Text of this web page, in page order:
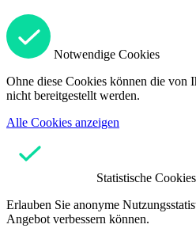
Notwendige Cookies
Ohne diese Cookies können die von
nicht bereitgestellt werden.
Alle Cookies anzeigen
Statistische Cookies
Erlauben Sie anonyme
Angebot verbessern können.